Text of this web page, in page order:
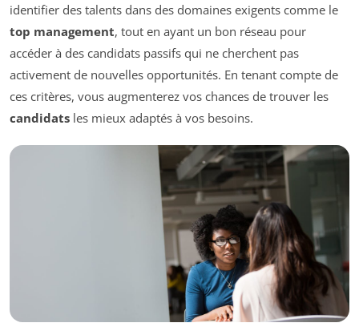
identifier des talents dans des domaines exigents comme le
top management, tout en ayant un bon réseau pour
accéder à des candidats passifs qui ne cherchent pas
activement de nouvelles opportunités. En tenant compte de
ces critères, vous augmenterez vos chances de trouver les
candidats les mieux adaptés à vos besoins.